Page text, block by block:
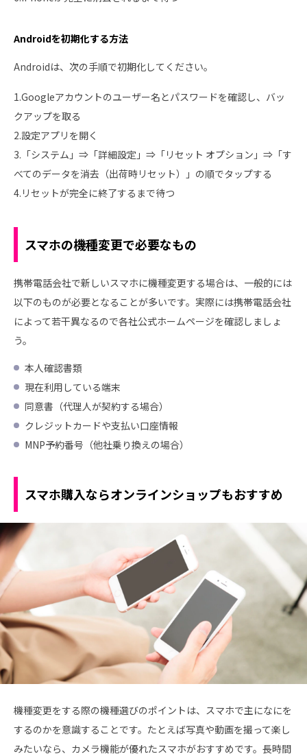
Androidを初期化する方法
Androidは、次の手順で初期化してください。
1.Googleアカウントのユーザー名とパスワードを確認し、バッ
クアップを取る
2.設定アプリを開く
3.「システム」⇒「詳細設定」⇒「リセット オプション」⇒「す
べてのデータを消去（出荷時リセット）」の順でタップする
4.リセットが完全に終了するまで待つ
スマホの機種変更で必要なもの
携帯電話会社で新しいスマホに機種変更する場合は、一般的には
以下のものが必要となることが多いです。実際には携帯電話会社
によって若干異なるので各社公式ホームページを確認しましょ
う。
本人確認書類
現在利用している端末
同意書（代理人が契約する場合）
クレジットカードや支払い口座情報
MNP予約番号（他社乗り換えの場合）
スマホ購入ならオンラインショップもおすすめ
機種変更をする際の機種選びのポイントは、スマホで主になにを
するのかを意識することです。たとえば写真や動画を撮って楽し
みたいなら、カメラ機能が優れたスマホがおすすめです。長時間